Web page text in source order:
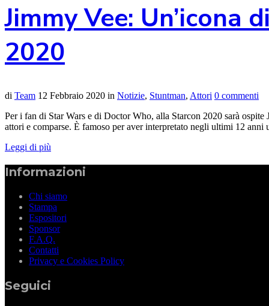
Jimmy Vee:
2020
di Team 12 Febbraio 2020 in Notizie, Stuntman, Attori 0 commenti
Per i fan di Star Wars e di Doctor Who, alla Starcon 2020 sarà
attori e comparse. È famoso per aver interpretato negli ultimi 12
Leggi di più
Informazioni
Chi siamo
Stampa
Espositori
Sponsor
F.A.Q.
Contatti
Privacy e Cookies Policy
Seguici